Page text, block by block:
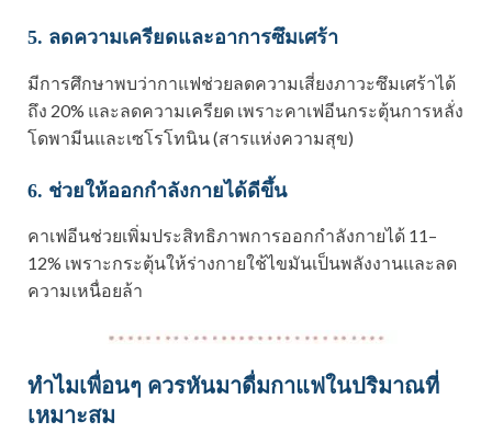
5. ลดความเครียดและอาการซึมเศร้า
มีการศึกษาพบว่ากาแฟช่วยลดความเสี่ยงภาวะซึมเศร้าได้
ถึง 20% และลดความเครียด เพราะคาเฟอีนกระตุ้นการหลั่ง
โดพามีนและเซโรโทนิน (สารแห่งความสุข)
6. ช่วยให้ออกกำลังกายได้ดีขึ้น
คาเฟอีนช่วยเพิ่มประสิทธิภาพการออกกำลังกายได้ 11–
12% เพราะกระตุ้นให้ร่างกายใช้ไขมันเป็นพลังงานและลด
ความเหนื่อยล้า
ทำไมเพื่อนๆ ควรหันมาดื่มกาแฟในปริมาณที่
เหมาะสม